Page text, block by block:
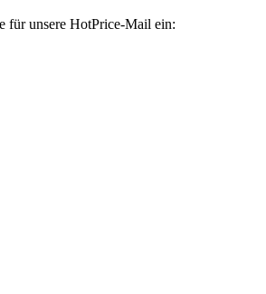
für unsere HotPrice-Mail ein: